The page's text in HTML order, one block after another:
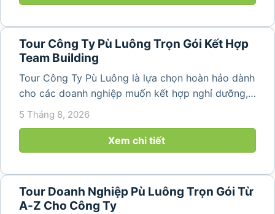
Tour Công Ty Pù Luông Trọn Gói Kết Hợp
Team Building
Tour Công Ty Pù Luông là lựa chọn hoàn hảo dành
cho các doanh nghiệp muốn kết hợp nghỉ dưỡng,
team building và gắn kết tập thể trong không gian
Hóa vài giờ di chuyển,...
5 Tháng 8, 2026
Xem chi tiết
Tour Doanh Nghiệp Pù Luông Trọn Gói Từ
A-Z Cho Công Ty